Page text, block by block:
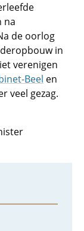
na
de oorlog
in
verenigen
Beel en
veel gezag.